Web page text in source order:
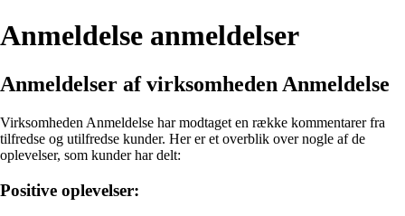
Anmeldelse anmeldelser
Anmeldelser af virksomheden Anmeldelse
Virksomheden Anmeldelse har modtaget en række kommentarer fra
tilfredse og utilfredse kunder. Her er et overblik over nogle af de
oplevelser, som kunder har delt:
Positive oplevelser: